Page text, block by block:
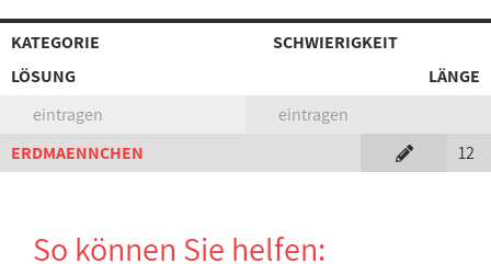
KATEGORIE
SCHWIERIGKEIT
LÖSUNG
LÄNGE
eintragen
eintragen
ERDMAENNCHEN
12
So können Sie helfen: